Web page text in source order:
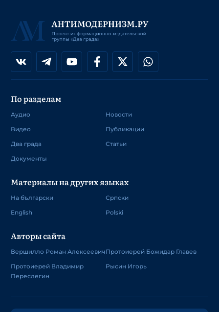
По разделам
Аудио
Видео
Два града
Документы
Новости
Публикации
Статьи
Материалы на других языках
На български
English
Српски
Polski
Авторы сайта
Вершилло Роман Алексеевич
Протоиерей Владимир
Переслегин
Протоиерей Божидар Главев
Рысин Игорь